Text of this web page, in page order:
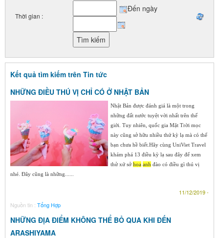
Thời gian :
Đến ngày
Kết quả tìm kiếm trên Tin tức
NHỮNG ĐIỀU THÚ VỊ CHỈ CÓ Ở NHẬT BẢN
Nhật Bản được đánh giá là một trong
những đất nước tuyệt vời nhất trên thế
giới. Tuy nhiên, quốc gia Mặt Trời mọc
này cũng sở hữu nhiều thứ kỳ lạ mà có thể
bạn chưa hề biết.Hãy cùng UniViet Travel
khám phá 13 điều kỳ lạ sau đây để xem
thử xứ sở hoa anh đào có điều gì thú vị
nhé. Đây cũng là những......
11/12/2019 -
Nguồn tin : Tổng Hợp
NHỮNG ĐỊA ĐIỂM KHÔNG THỂ BỎ QUA KHI ĐẾN
ARASHIYAMA